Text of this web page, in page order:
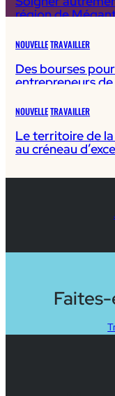
région de
NOUVELLETRAVAILLER
Des bourses
entrepreneurs
NOUVELLETRAVAILLER
Le territoire de
au créneau